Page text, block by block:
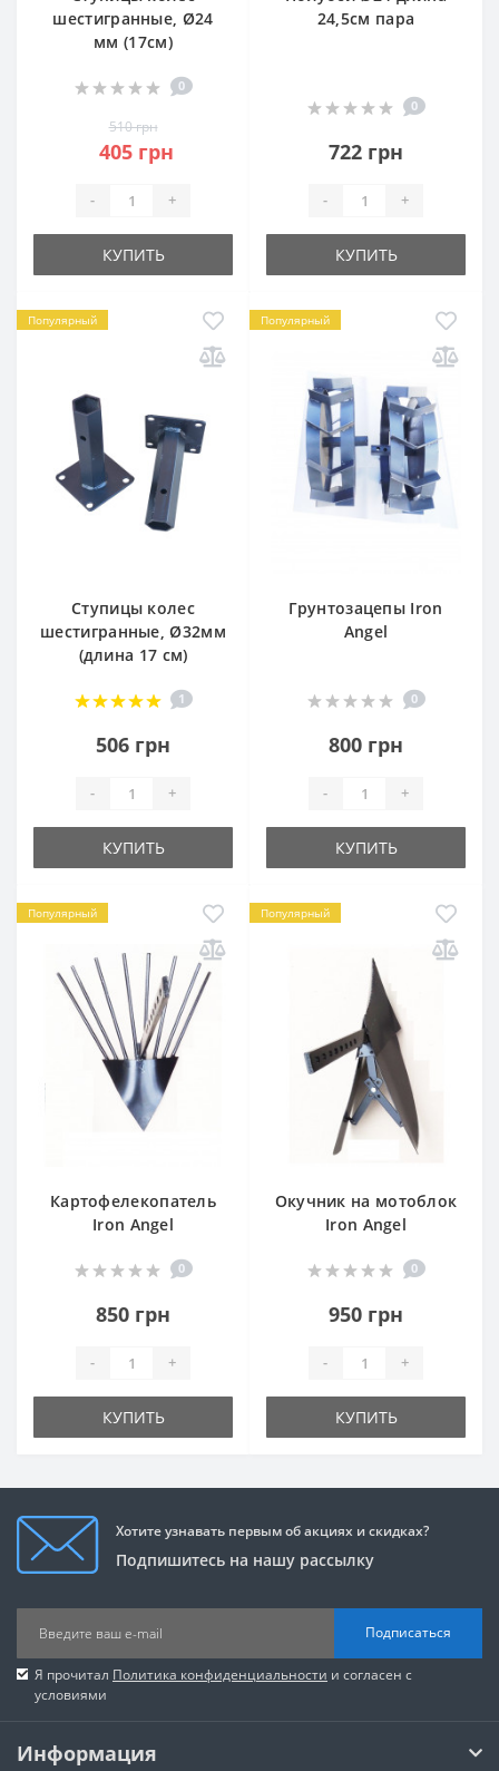
шестигранные, Ø24
мм (17см)
0
510 грн
405 грн
- +
КУПИТЬ
24,5см пара
0
722 грн
- +
КУПИТЬ
Популярный
Ступицы колес
шестигранные, Ø32мм
(длина 17 см)
1
506 грн
- +
КУПИТЬ
Популярный
Грунтозацепы Iron
Angel
0
800 грн
- +
КУПИТЬ
Популярный
Картофелекопатель
Iron Angel
0
850 грн
- +
КУПИТЬ
Популярный
Окучник на мотоблок
Iron Angel
0
950 грн
- +
КУПИТЬ
Хотите узнавать первым об акциях и скидках?
Подпишитесь на нашу рассылку
Подписаться
Я прочитал Политика конфиденциальности и согласен с
условиями
Информация